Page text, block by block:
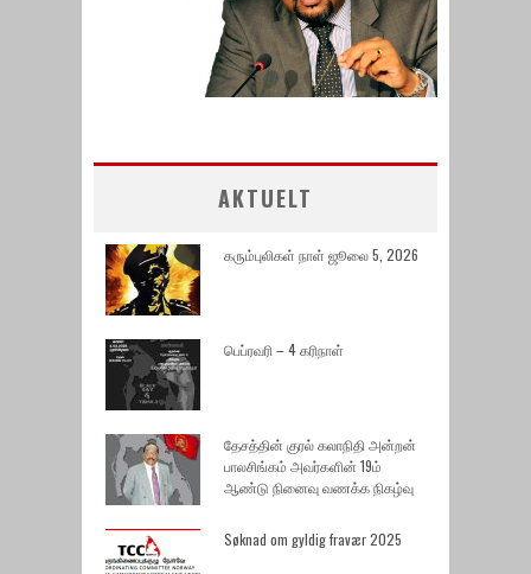
AKTUELT
கரும்புலிகள் நாள் ஜூலை 5, 2026
பெப்ரவரி – 4 கரிநாள்
தேசத்தின் குரல் கலாநிதி அன்றன்
பாலசிங்கம் அவர்களின் 19ம்
ஆண்டு நினைவு வணக்க நிகழ்வு
Søknad om gyldig fravær 2025